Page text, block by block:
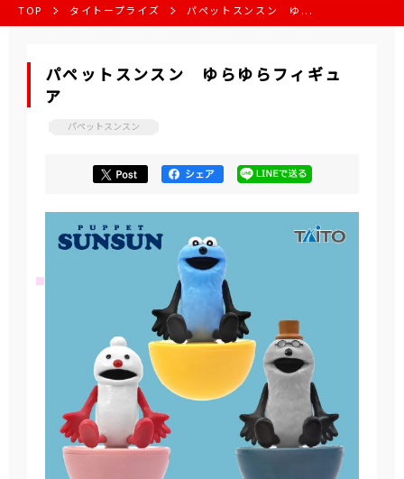
TOP タイトープライズ パペットスンスン ゆ...
パペットスンスン ゆらゆらフィギュ
ア
パペットスンスン